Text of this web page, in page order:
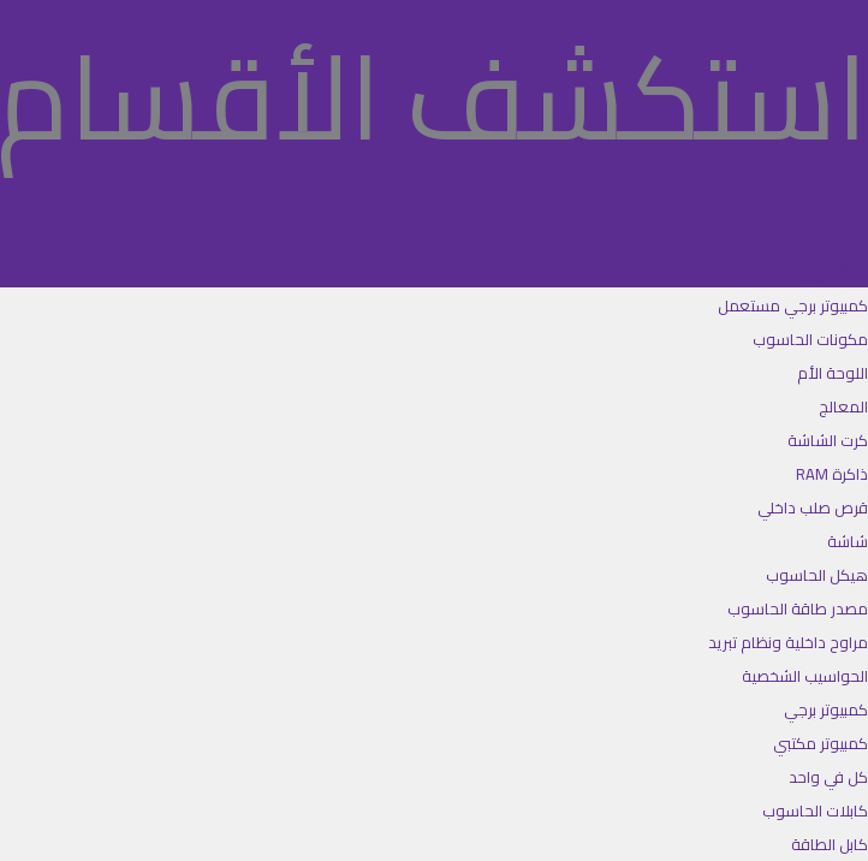
استكشف الأقسام
كمبيوتر برجي مستعمل
مكونات الحاسوب
اللوحة الأم
المعالج
كرت الشاشة
ذاكرة RAM
قرص صلب داخلي
شاشة
هيكل الحاسوب
مصدر طاقة الحاسوب
مراوح داخلية ونظام تبريد
الحواسيب الشخصية
كمبيوتر برجي
كمبيوتر مكتبي
كل في واحد
كابلات الحاسوب
كابل الطاقة